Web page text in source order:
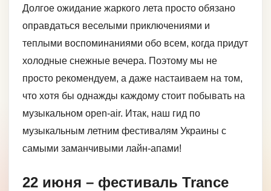
Долгое ожидание жаркого лета просто обязано
оправдаться веселыми приключениями и
теплыми воспоминаниями обо всем, когда придут
холодные снежные вечера. Поэтому мы не
просто рекомендуем, а даже настаиваем на том,
что хотя бы однажды каждому стоит побывать на
музыкальном open-air. Итак, наш гид по
музыкальным летним фестивалям Украины с
самыми заманчивыми лайн-апами!
22 июня – фестиваль Trance